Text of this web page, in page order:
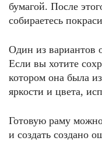
бумагой. После
собираетесь
Один из вариантов
Если вы хотите
котором она была
яркости и цвета,
Готовую раму
и создать создано